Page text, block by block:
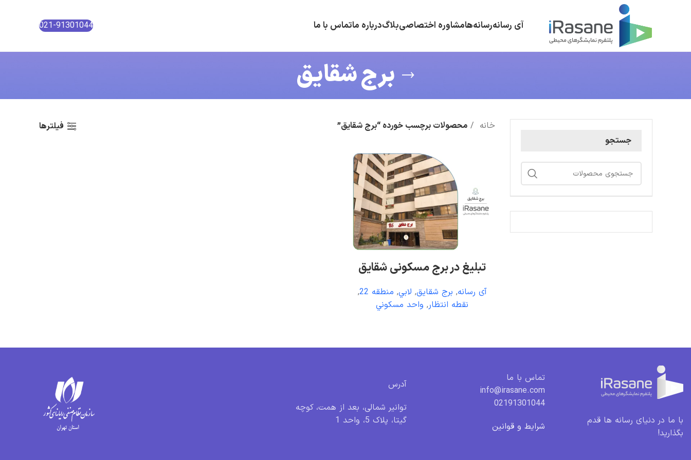
آی رسانهرسانه‌هامشاوره اختصاصیبلاگدرباره ماتماس با ما 021-91301044
برج شقایق
جستجو
خانه محصولات برچسب خورده “برج شقایق” فیلترها
تبلیغ در برج مسکونی شقایق
آی رسانه, برج شقایق, لابي, منطقه 22
,
نقطه انتظار, واحد مسکوني
با ما در دنیای رسانه ها قدم
بگذارید!
تماس با ما
info@irasane.com
02191301044
شرایط و قوانین
آدرس
توانیر شمالی، بعد از همت، کوچه
گیتا، پلاک 5، واحد 1